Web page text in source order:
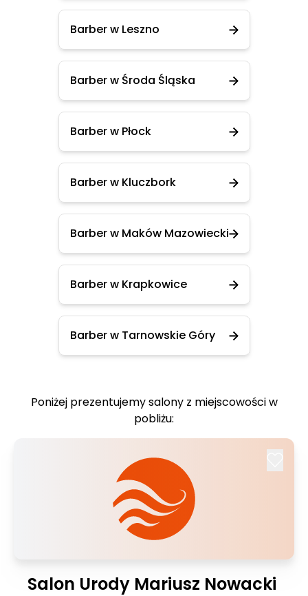
Barber w Leszno
Barber w Środa Śląska
Barber w Płock
Barber w Kluczbork
Barber w Maków Mazowiecki
Barber w Krapkowice
Barber w Tarnowskie Góry
Poniżej prezentujemy salony z miejscowości w
pobliżu:
Salon Urody Mariusz Nowacki